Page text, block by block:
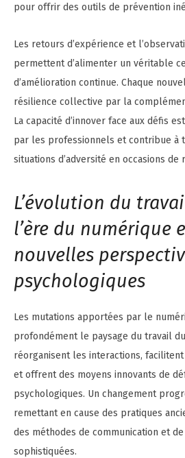
pour offrir des outils de prévention
Les retours d’expérience et
permettent d’alimenter un véritable
d’amélioration continue. Chaque
résilience collective par la
La capacité d’innover face aux défis
par les professionnels et contribue à
situations d’adversité en occasions
L’évolution du
l’ère du numérique
nouvelles
psychologiques
Les mutations apportées par le
profondément le paysage du travail
réorganisent les interactions, facilitent
et offrent des moyens innovants de
psychologiques. Un changement
remettant en cause des pratiques
des méthodes de communication et
sophistiquées.